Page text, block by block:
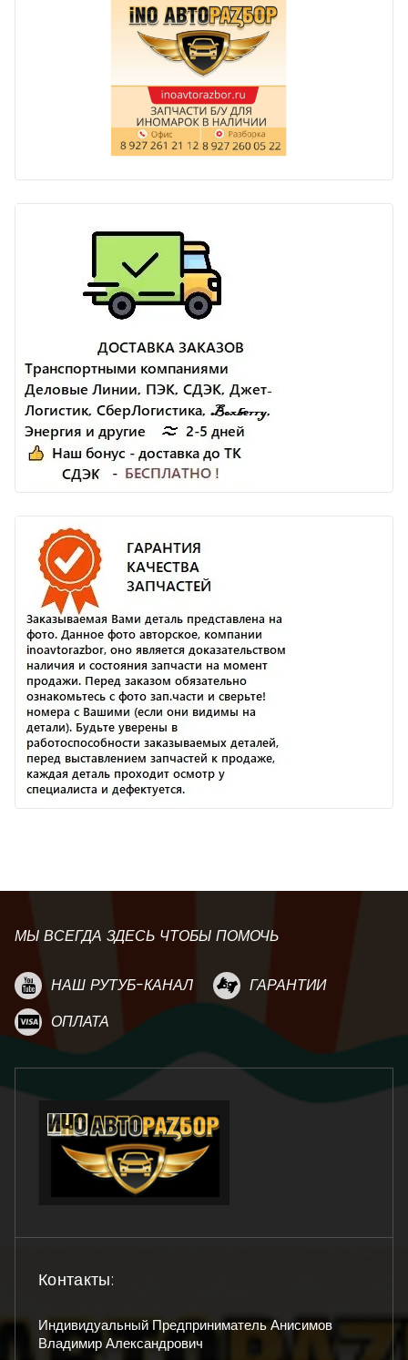
МЫ ВСЕГДА ЗДЕСЬ ЧТОБЫ ПОМОЧЬ
НАШ РУТУБ-КАНАЛ
ГАРАНТИИ
ОПЛАТА
Контакты:
Индивидуальный Предприниматель Анисимов
Владимир Александрович